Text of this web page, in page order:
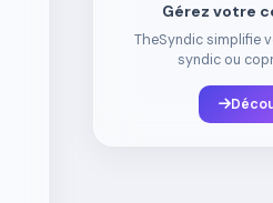
Gérez votre
TheSyndic simplifie
syndic ou